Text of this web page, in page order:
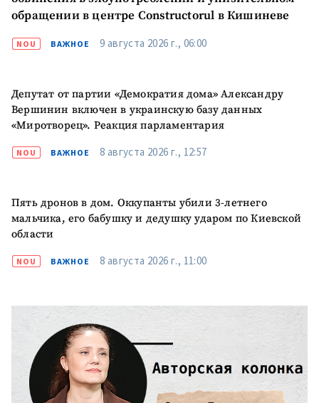
обращении в центре Constructorul в Кишиневе
NOU ВАЖНОЕ 9 августа 2026 г., 06:00
Депутат от партии «Демократия дома» Александру
Вершинин включен в украинскую базу данных
«Миротворец». Реакция парламентария
NOU ВАЖНОЕ 8 августа 2026 г., 12:57
Пять дронов в дом. Оккупанты убили 3-летнего
мальчика, его бабушку и дедушку ударом по Киевской
области
NOU ВАЖНОЕ 8 августа 2026 г., 11:00